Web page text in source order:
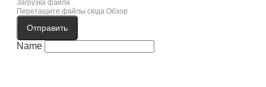
Загрузка файла
Перетащите файлы сюда Обзор
Отправить
Name